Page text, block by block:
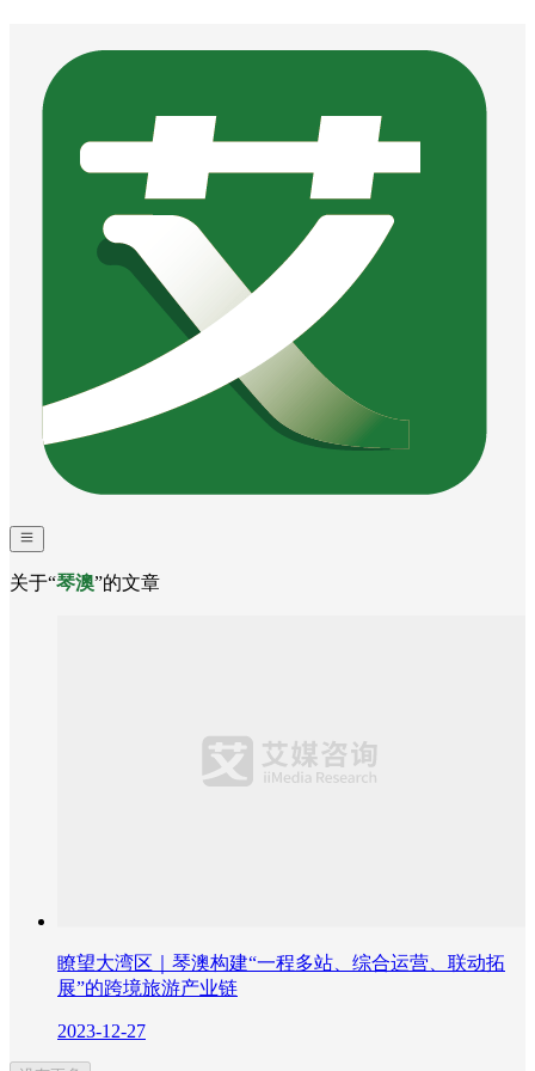
关于“琴澳”的文章
瞭望大湾区｜琴澳构建“一程多站、综合运营、联动拓
展”的跨境旅游产业链
2023-12-27